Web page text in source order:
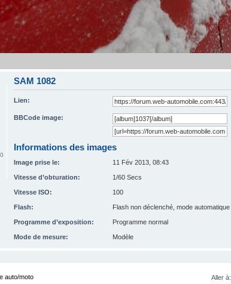
SAM 1082
Lien:
BBCode image:
Informations des images
Image prise le: 11 Fév 2013, 08:43
Vitesse d’obturation: 1/60 Secs
Vitesse ISO: 100
Flash: Flash non déclenché, mode automatique
Programme d’exposition:
Programme normal
Mode de mesure:
Modèle
auto/moto Aller à: